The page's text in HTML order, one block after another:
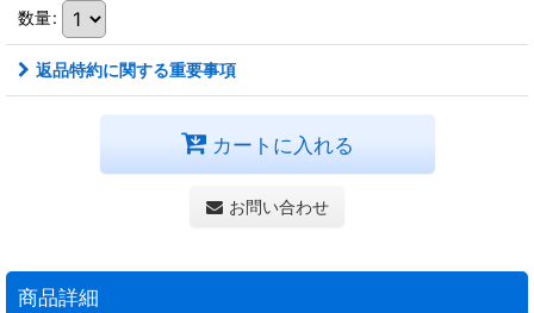
数量:
返品特約に関する重要事項
カートに入れる
お問い合わせ
商品詳細